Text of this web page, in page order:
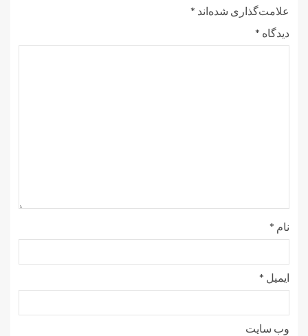
علامت‌گذاری شده‌اند *
دیدگاه *
نام *
ایمیل *
وب‌ سایت